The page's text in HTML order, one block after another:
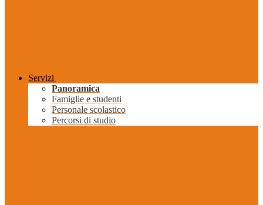
Servizi
Panoramica
Famiglie e studenti
Personale scolastico
Percorsi di studio